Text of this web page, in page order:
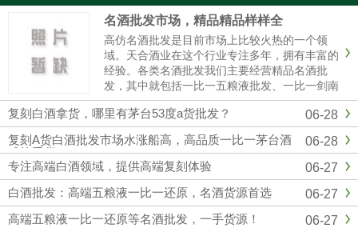
名酒批发市场，精品精品样样全
高仿名酒批发是目前市场上比较火热的一个领
域。天合酒业在这个行业专注多年，拥有丰富的
经验。各类名酒批发我们主要经营精品名酒批
发，其中就包括一比一五粮液批发、一比一剑南
春批发、一比一国窖1573批发等。这些都是市场
上非常受欢迎的产品。对于想要购买五粮液的人
来说，一比一五粮液批发是个......
06-28
复刻白酒拿货，哪里有茅台53度a货批发？
06-28
复刻A货白酒批发市场水涨船高，高品质一比一茅台酒
成抢手货
06-27
专注高端白酒领域，提供高端复刻体验
06-27
白酒批发：高端五粮液一比一还原，名酒货源首选
06-27
高端五粮液一比一还原等名酒批发，一手货源！